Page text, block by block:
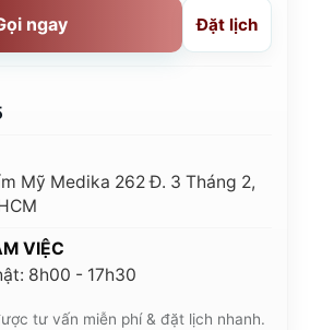
ngay Đặt lịch
Mỹ Medika 262 Đ. 3 Tháng 2,
VIỆC
8h00 - 17h30
tư vấn miễn phí & đặt lịch nhanh.